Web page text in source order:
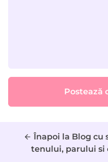
Postează
arrow_back Înapoi la Blog cu
tenului, parului si